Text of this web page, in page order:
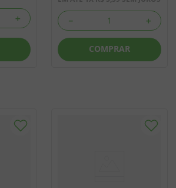
＋ ＋
－
COMPRAR